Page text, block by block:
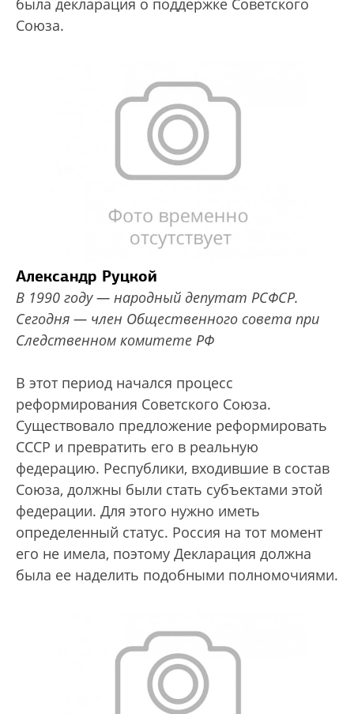
Союза.
Александр Руцкой
В 1990 году — народный депутат РСФСР.
Сегодня — член Общественного совета при
Следственном комитете РФ
В этот период начался процесс
реформирования Советского Союза.
Существовало предложение реформировать
СССР и превратить его в реальную
федерацию. Республики, входившие в состав
Союза, должны были стать субъектами этой
федерации. Для этого нужно иметь
определенный статус. Россия на тот момент
его не имела, поэтому Декларация должна
была ее наделить подобными полномочиями.